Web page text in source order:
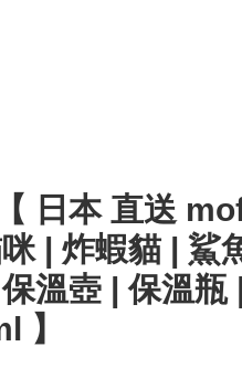
日本 直送
| 炸蝦貓 | 鯊
溫壺 | 保溫瓶
】